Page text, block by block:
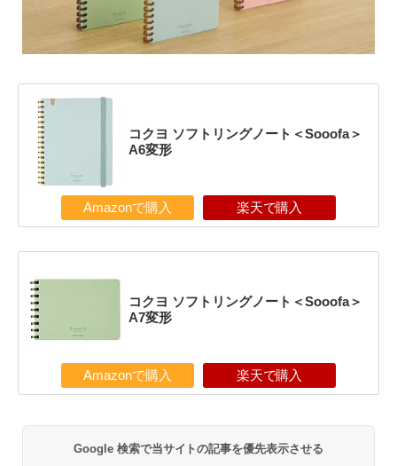
コクヨ ソフトリングノート＜Sooofa＞
A6変形
Amazonで購入 楽天で購入
コクヨ ソフトリングノート＜Sooofa＞
A7変形
Amazonで購入 楽天で購入
Google 検索で当サイトの記事を優先表示させる